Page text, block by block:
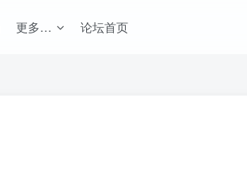
更多… 论坛首页